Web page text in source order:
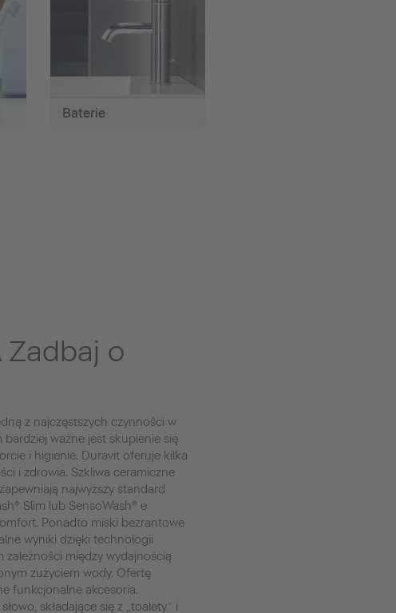
Baterie
Zadbaj o
z najczęstszych czynności w
ważne jest skupienie się
i higienie. Duravit oferuje kilka
i zdrowia. Szkliwa ceramiczne
najwyższy standard
Slim lub SensoWash® e
Ponadto miski bezrantowe
wyniki dzięki technologii
zależności między wydajnością
zużyciem wody. Ofertę
funkcjonalne akcesoria.
składające się z „toalety” i